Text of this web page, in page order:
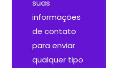
suas
informações
de contato
para enviar
qualquer tipo